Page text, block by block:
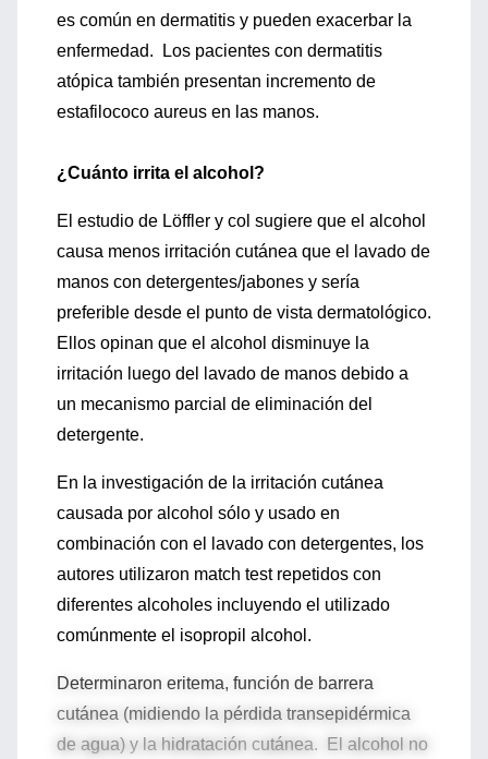
es común en dermatitis y pueden exacerbar la
enfermedad. Los pacientes con dermatitis
atópica también presentan incremento de
estafilococo aureus en las manos.
¿Cuánto irrita el alcohol?
El estudio de Löffler y col sugiere que el alcohol
causa menos irritación cutánea que el lavado de
manos con detergentes/jabones y sería
preferible desde el punto de vista dermatológico.
Ellos opinan que el alcohol disminuye la
irritación luego del lavado de manos debido a
un mecanismo parcial de eliminación del
detergente.
En la investigación de la irritación cutánea
causada por alcohol sólo y usado en
combinación con el lavado con detergentes, los
autores utilizaron match test repetidos con
diferentes alcoholes incluyendo el utilizado
comúnmente el isopropil alcohol.
Determinaron eritema, función de barrera
cutánea (midiendo la pérdida transepidérmica
de agua) y la hidratación cutánea. El alcohol no